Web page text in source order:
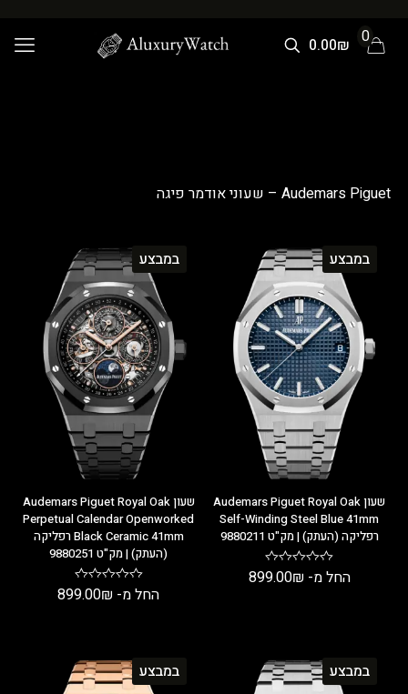
0
0.00₪
Audemars Piguet – שעוני אודמר פיגה
במבצע
שעון Audemars Piguet Royal Oak
Self-Winding Steel Blue 41mm
רפליקה (העתק) | מק"ט 9880211
החל מ- 899.00₪
במבצע
שעון Audemars Piguet Royal Oak
Perpetual Calendar Openworked
Black Ceramic 41mm רפליקה
(העתק) | מק"ט 9880251
החל מ- 899.00₪
במבצע במבצע